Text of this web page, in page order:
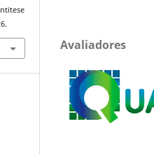
Avaliadores